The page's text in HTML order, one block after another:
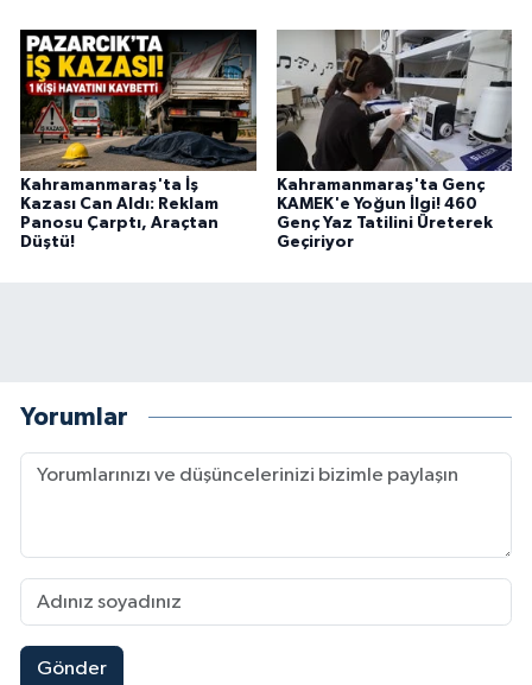
Kahramanmaraş'ta İş
Kazası Can Aldı: Reklam
Panosu Çarptı, Araçtan
Düştü!
Kahramanmaraş'ta Genç
KAMEK'e Yoğun İlgi! 460
Genç Yaz Tatilini Üreterek
Geçiriyor
Yorumlar
Gönder
22:09 |Kahramanmaraş'ın Tarihi Mirası İçin Ankara'da